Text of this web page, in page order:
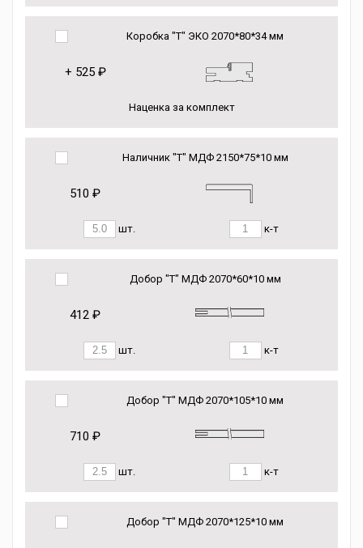
Коробка "Т" ЭКО 2070*80*34 мм
+ 525 ₽
Наценка за комплект
Наличник "Т" МДФ 2150*75*10 мм
510 ₽
шт. к-т
Добор "Т" МДФ 2070*60*10 мм
412 ₽
шт. к-т
Добор "Т" МДФ 2070*105*10 мм
710 ₽
шт. к-т
Добор "Т" МДФ 2070*125*10 мм